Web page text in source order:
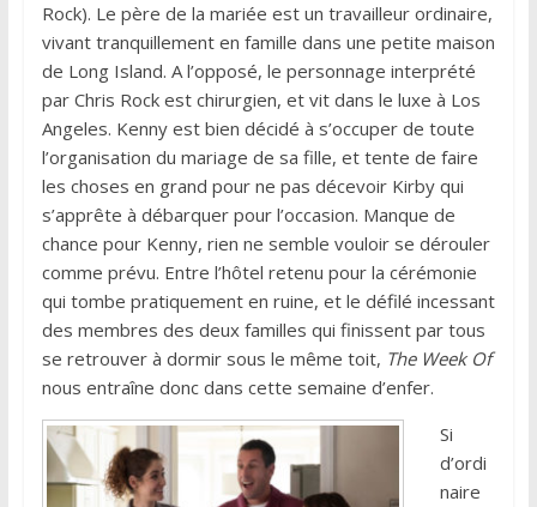
Rock). Le père de la mariée est un travailleur ordinaire,
vivant tranquillement en famille dans une petite maison
de Long Island. A l’opposé, le personnage interprété
par Chris Rock est chirurgien, et vit dans le luxe à Los
Angeles. Kenny est bien décidé à s’occuper de toute
l’organisation du mariage de sa fille, et tente de faire
les choses en grand pour ne pas décevoir Kirby qui
s’apprête à débarquer pour l’occasion. Manque de
chance pour Kenny, rien ne semble vouloir se dérouler
comme prévu. Entre l’hôtel retenu pour la cérémonie
qui tombe pratiquement en ruine, et le défilé incessant
des membres des deux familles qui finissent par tous
se retrouver à dormir sous le même toit, The Week Of
nous entraîne donc dans cette semaine d’enfer.
Si
d’ordi
naire